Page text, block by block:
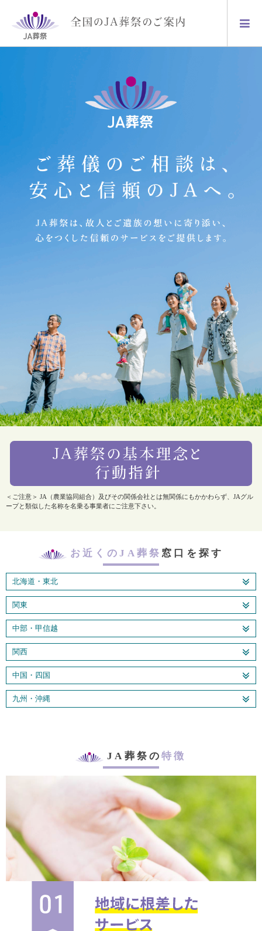
＜ご注意＞ JA（農業協同組合）及びその関係会社とは無関係にもかかわらず、JAグル
ープと類似した名称を名乗る事業者にご注意下さい。
お近くのJA葬祭 窓口を探す
北海道・東北
関東
中部・甲信越
関西
中国・四国
九州・沖縄
JA葬祭の特徴